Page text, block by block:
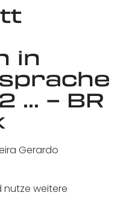
in
… – BR
Gerardo
nutze weitere